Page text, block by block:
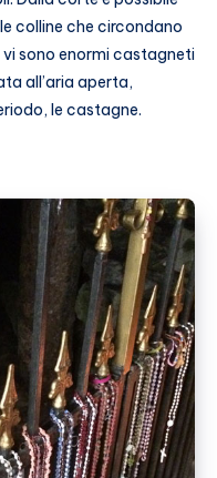
colline che circondano
sono enormi castagneti
all’aria aperta,
le castagne.